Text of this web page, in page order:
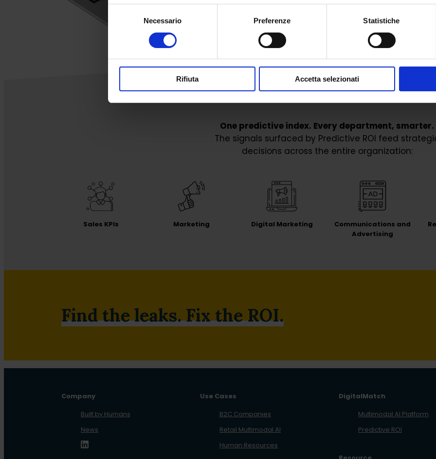
Necessario Preferenze Statistiche
Rifiuta Accetta selezionati
One predictive index. Every department, smarter.
The signals surfaced by Predictive ROI feed
decisions across the entire organization:
Sales KPIs Marketing Digital Marketing
Communications and
Advertising
Find the leaks. Fix the ROI.
Company
Built by Humans
News
Use Cases
B2C Companies
Retail Multimodal AI
Human Resources
DigitalMatch
Multimodal AI Platform
Predictive ROI